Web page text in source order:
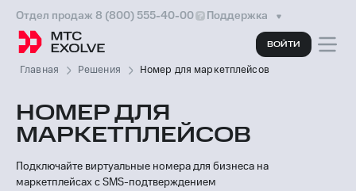
Отдел продаж 8 (800) 555-40-00 Поддержка
ВОЙТИ
Главная Решения Номер для маркетплейсов
НОМЕР ДЛЯ
МАРКЕТПЛЕЙСОВ
Подключайте виртуальные номера для бизнеса на
маркетплейсах с SMS-подтверждением